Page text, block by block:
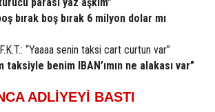
bırak boş bırak 6 milyon dolar mı
“Yaaaa senin taksi cart curtun var”
taksiyle benim IBAN’ımın ne alakası var”
ADLİYEYİ BASTI